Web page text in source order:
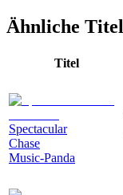
Ähnliche Titel
Titel
Spectacular
Chase
Music-Panda